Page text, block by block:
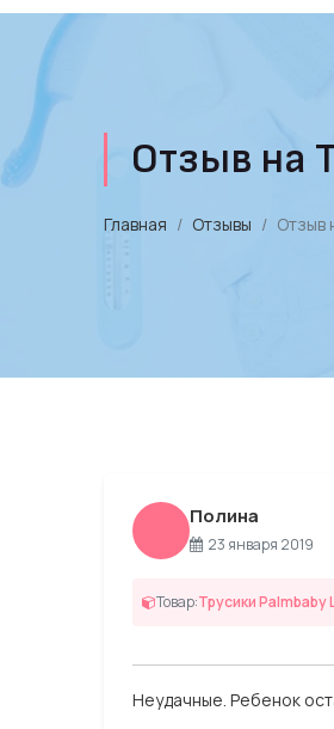
Отзыв на
Главная Отзывы Отзыв
Полина
23 января 2019
Товар:Трусики Palmbaby
Неудачные. Ребенок